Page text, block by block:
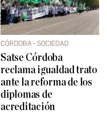
CÓRDOBA - SOCIEDAD
Satse Córdoba
reclama igualdad trato
ante la reforma de los
diplomas de
acreditación